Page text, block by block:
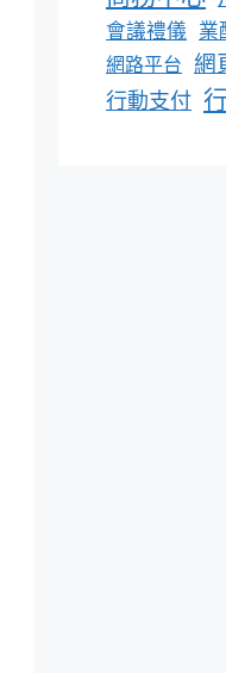
會議禮儀 業
網路平台 網
行動支付